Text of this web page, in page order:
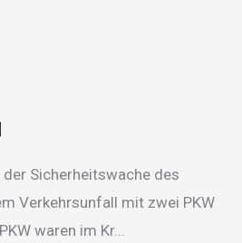
Sicherheitswache des
Verkehrsunfall mit zwei PKW
waren im Kr...